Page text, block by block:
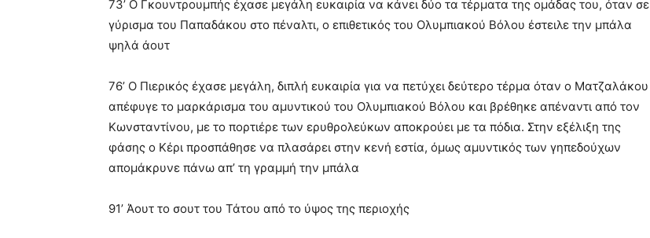
73’ Ο Γκουντρουμπής έχασε μεγάλη ευκαιρία να κάνει δύο τα τέρματα της ομάδας του, όταν σε
γύρισμα του Παπαδάκου στο πέναλτι, ο επιθετικός του Ολυμπιακού Βόλου έστειλε την μπάλα
ψηλά άουτ
76’ Ο Πιερικός έχασε μεγάλη, διπλή ευκαιρία για να πετύχει δεύτερο τέρμα όταν ο Ματζαλάκου
απέφυγε το μαρκάρισμα του αμυντικού του Ολυμπιακού Βόλου και βρέθηκε απέναντι από τον
Κωνσταντίνου, με το πορτιέρε των ερυθρολεύκων αποκρούει με τα πόδια. Στην εξέλιξη της
φάσης ο Κέρι προσπάθησε να πλασάρει στην κενή εστία, όμως αμυντικός των γηπεδούχων
απομάκρυνε πάνω απ’ τη γραμμή την μπάλα
91’ Άουτ το σουτ του Τάτου από το ύψος της περιοχής